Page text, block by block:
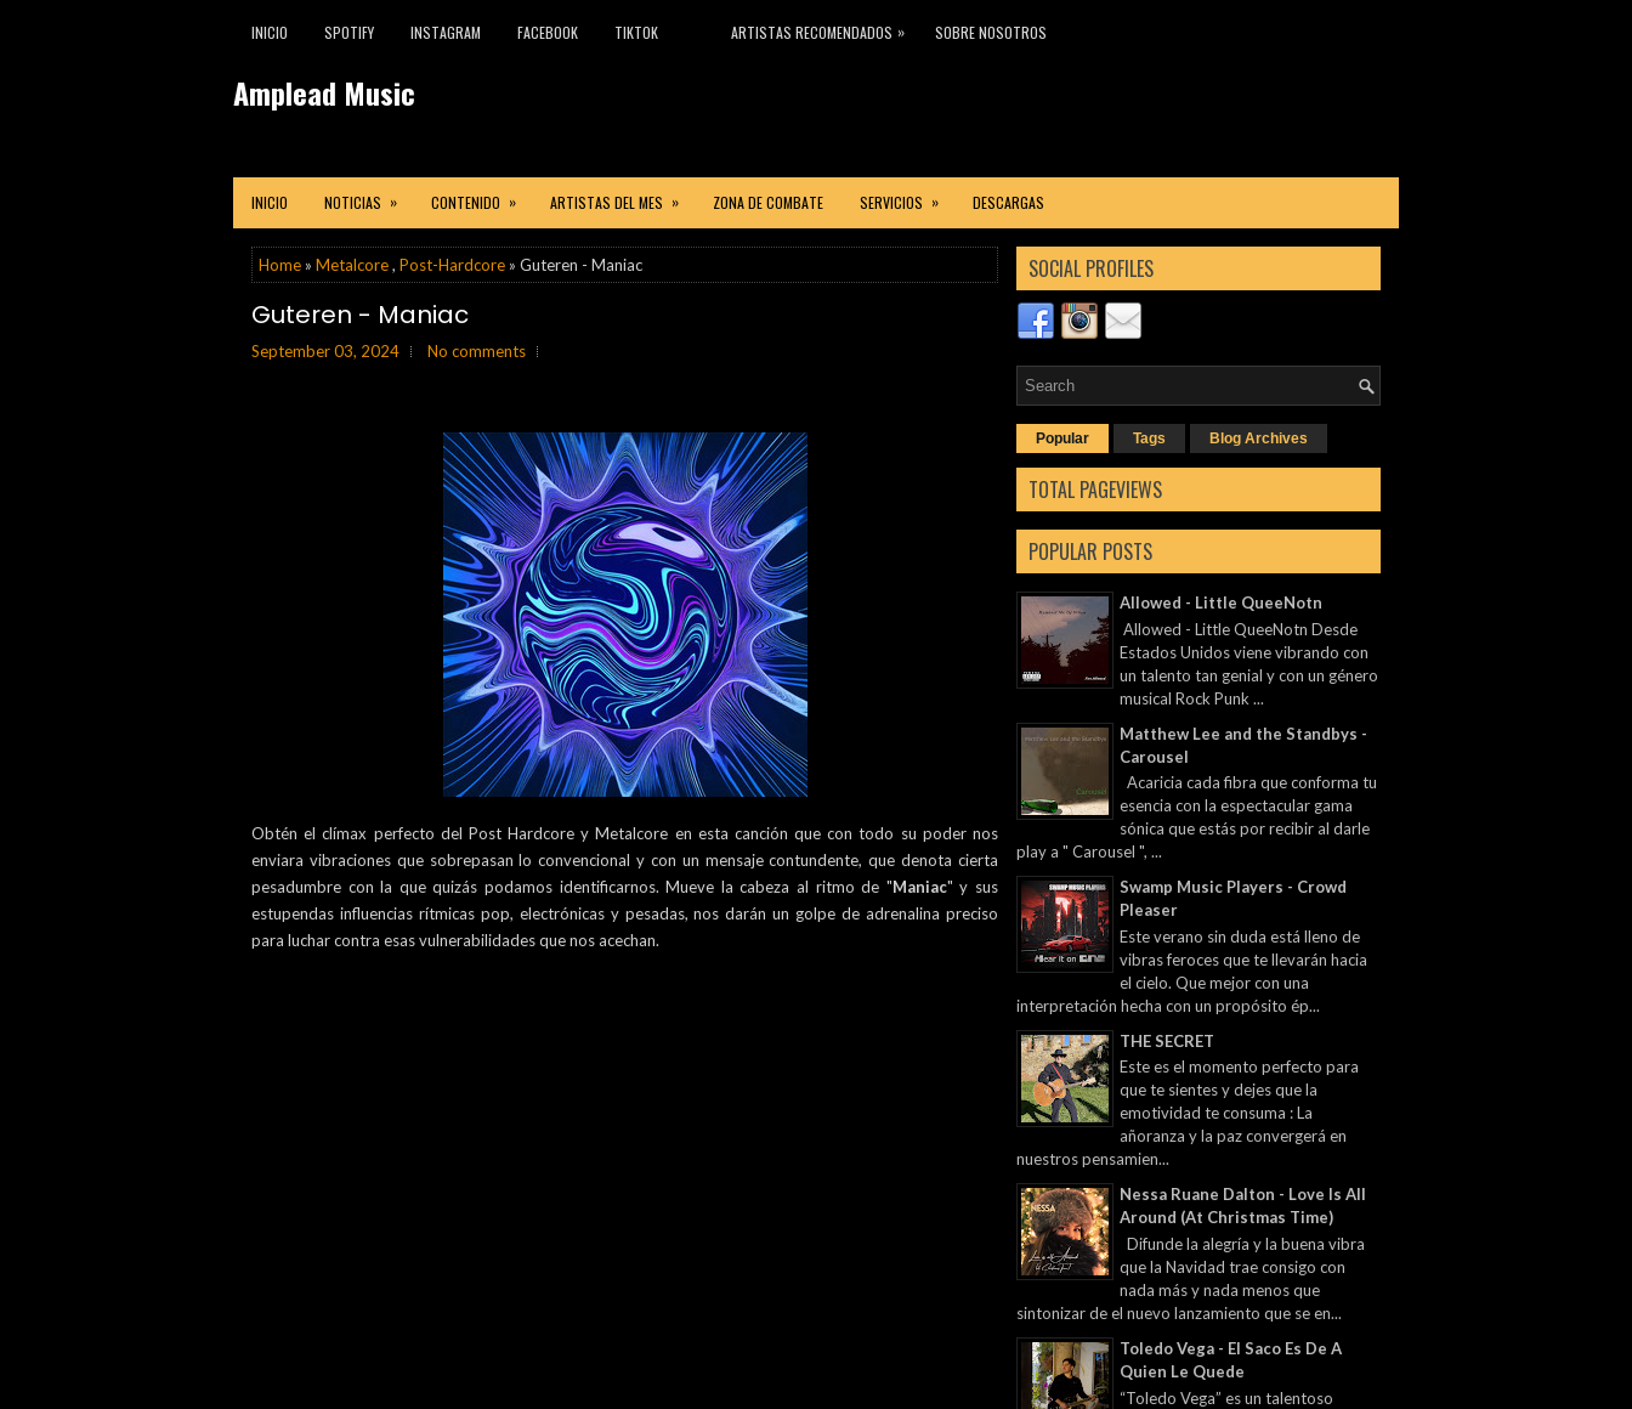
INICIO SPOTIFY INSTAGRAM FACEBOOK TIKTOK ARTISTAS RECOMENDADOS » SOBRE NOSOTROS
Amplead Music
INICIO NOTICIAS » CONTENIDO » ARTISTAS DEL MES » ZONA DE COMBATE SERVICIOS » DESCARGAS
Home » Metalcore, Post-Hardcore » Guteren - Maniac
Guteren - Maniac
September 03, 2024 No comments
Obtén el clímax perfecto del Post Hardcore y Metalcore en esta canción que con todo su poder nos
enviara vibraciones que sobrepasan lo convencional y con un mensaje contundente, que denota cierta
pesadumbre con la que quizás podamos identificarnos. Mueve la cabeza al ritmo de "Maniac" y sus
estupendas influencias rítmicas pop, electrónicas y pesadas, nos darán un golpe de adrenalina preciso
para luchar contra esas vulnerabilidades que nos acechan.
SOCIAL PROFILES
Popular Tags Blog Archives
TOTAL PAGEVIEWS
POPULAR POSTS
Allowed - Little QueeNotn
Allowed - Little QueeNotn Desde
Estados Unidos viene vibrando con
un talento tan genial y con un género
musical Rock Punk ...
Matthew Lee and the Standbys -
Carousel
Acaricia cada fibra que conforma tu
esencia con la espectacular gama
sónica que estás por recibir al darle
play a " Carousel ", ...
Swamp Music Players - Crowd
Pleaser
Este verano sin duda está lleno de
vibras feroces que te llevarán hacia
el cielo. Que mejor con una
interpretación hecha con un propósito ép...
THE SECRET
Este es el momento perfecto para
que te sientes y dejes que la
emotividad te consuma : La
añoranza y la paz convergerá en
nuestros pensamien...
Nessa Ruane Dalton - Love Is All
Around (At Christmas Time)
Difunde la alegría y la buena vibra
que la Navidad trae consigo con
nada más y nada menos que
sintonizar de el nuevo lanzamiento que se en...
Toledo Vega - El Saco Es De A
Quien Le Quede
“Toledo Vega” es un talentoso